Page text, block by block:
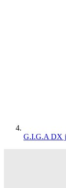
G.I.G.A DX